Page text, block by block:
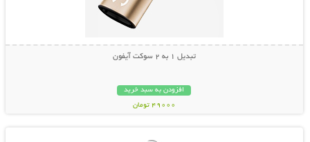
تبدیل 1 به 2 سوکت آیفون
افزودن به سبد خرید
49000 تومان
نمایش توضیحات بیشتر